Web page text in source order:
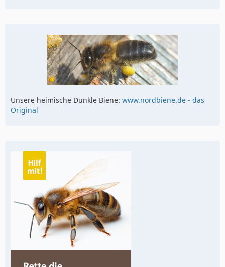
Unsere heimische Dunkle Biene: www.nordbiene.de - das
Original